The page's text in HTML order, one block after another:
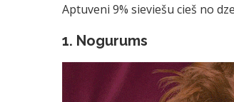
Aptuveni 9% sieviešu cieš no
1. Nogurums